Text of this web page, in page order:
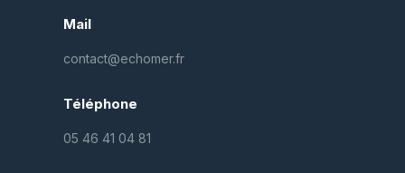
Mail
contact@echomer.fr
Téléphone
05 46 41 04 81